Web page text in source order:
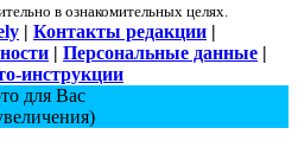
в ознакомительных целях.
| Контакты редакции |
| Персональные данные |
инструкции
для Вас